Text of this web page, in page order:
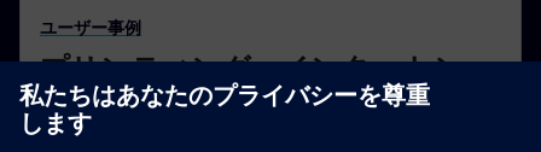
ユーザー事例
プリンティング・インターナショ
ナル：AI検査に大きな期待